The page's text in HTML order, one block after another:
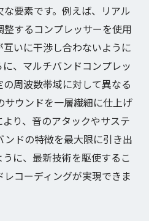
要素です。例えば、リアル
するコンプレッサーを使用
いに干渉し合わないように
、マルチバンドコンプレッ
周波数帯域に対して異なる
ウンドを一層繊細に仕上げ
り、音のアタックやサステ
ドの特徴を最大限に引き出
に、最新技術を駆使するこ
コーディングが実現できま